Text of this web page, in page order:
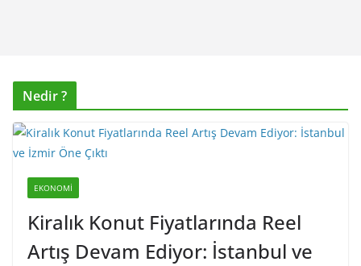
Nedir ?
EKONOMI
Kiralık Konut Fiyatlarında Reel
Artış Devam Ediyor: İstanbul ve